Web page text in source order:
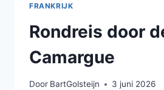
FRANKRIJK
Rondreis door
Camargue
Door BartGolsteijn 3 juni 2026